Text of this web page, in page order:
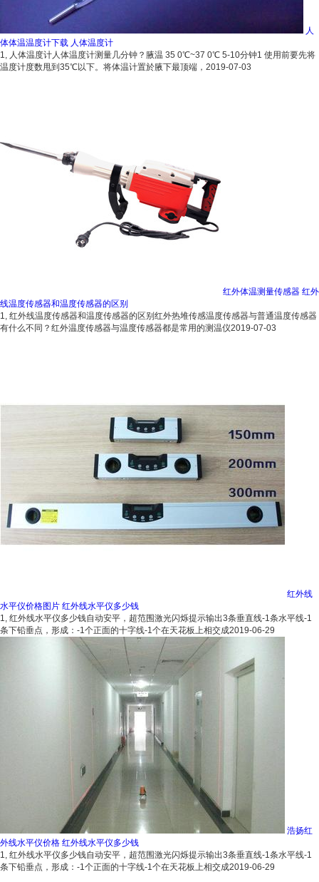
人
体体温温度计下载 人体温度计
1, 人体温度计人体温度计测量几分钟？腋温 35 0℃~37 0℃ 5-10分钟1 使用前要先将
温度计度数甩到35℃以下。将体温计置於腋下最顶端， 2019-07-03
红外体温测量传感器 红外
线温度传感器和温度传感器的区别
1, 红外线温度传感器和温度传感器的区别红外热堆传感温度传感器与普通温度传感器
有什么不同？红外温度传感器与温度传感器都是常用的测温仪2019-07-03
红外线
水平仪价格图片 红外线水平仪多少钱
1, 红外线水平仪多少钱自动安平，超范围激光闪烁提示输出3条垂直线-1条水平线-1
条下铅垂点，形成：-1个正面的十字线-1个在天花板上相交成2019-06-29
浩扬红
外线水平仪价格 红外线水平仪多少钱
1, 红外线水平仪多少钱自动安平，超范围激光闪烁提示输出3条垂直线-1条水平线-1
条下铅垂点，形成：-1个正面的十字线-1个在天花板上相交成2019-06-29